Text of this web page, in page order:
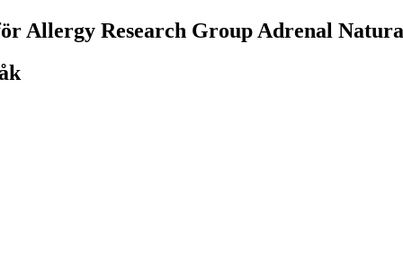
Allergy Research Group Adrenal